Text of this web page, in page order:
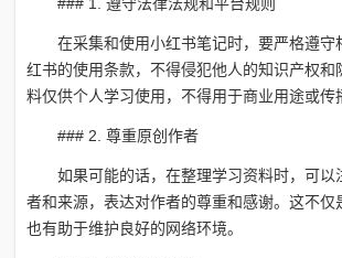
在采集和使用小红书笔记时，要严格遵守
红书的使用条款，不得侵犯他人的知识产权和
料仅供个人学习使用，不得用于商业用途或传
### 2. 尊重原创作者
如果可能的话，在整理学习资料时，可以
者和来源，表达对作者的尊重和感谢。这不仅
也有助于维护良好的网络环境。